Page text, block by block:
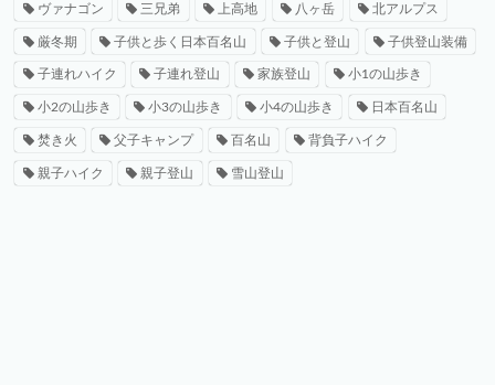
ヴァナゴン 三兄弟 上高地 八ヶ岳 北アルプス
厳冬期 子供と歩く日本百名山 子供と登山 子供登山装備
子連れハイク 子連れ登山 家族登山 小1の山歩き
小2の山歩き 小3の山歩き 小4の山歩き 日本百名山
焚き火 父子キャンプ 百名山 背負子ハイク
親子ハイク 親子登山 雪山登山